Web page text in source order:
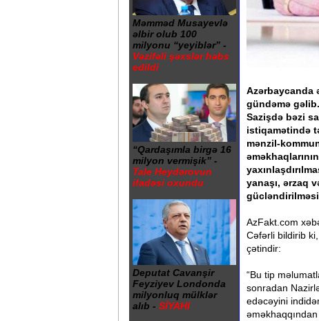
Məmməd Musayevlə
əlbir olub 100
milyonu “yeyiblər” -
Vəzifəli şəxslər həbs
edildi
“Qardaşımla birgə 16
milyon vermişik” -
Tale Heydərovun
ifadəsi oxundu
Deputat Cavanşir
Feyziyev Londonda
milyonluq mülklər
alıb - SİYAHI
Azərbaycanda
gündəmə
Sazişdə bəzi
istiqamətində
mənzil-
yanaşı, ərzaq
AzFakt.com
Cəfərli bildirib
çətindir:
“Bu tip
sonradan
edəcəyini